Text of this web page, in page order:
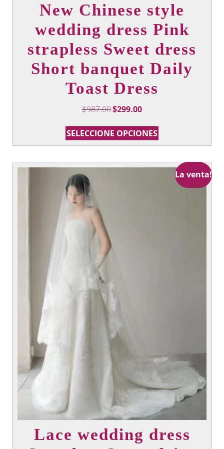
New Chinese style
wedding dress Pink
strapless Sweet dress
Short banquet Daily
Toast Dress
$987.00Precio
era:
$987.00.
$299.00Precio
$299.00.
SELECCIONE OPCIONES
tiene
variantes.
opciones
La venta!
Lace wedding dress